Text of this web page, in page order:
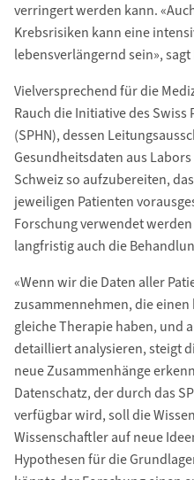
verringert werden kann.
Krebsrisiken kann eine
lebensverlängernd sein», sagt
Vielversprechend für die
Rauch die Initiative des
(SPHN), dessen
Gesundheitsdaten aus
Schweiz so aufzubereiten,
jeweiligen Patienten
Forschung verwendet
langfristig auch die
«Wenn wir die Daten aller
zusammennehmen, die
gleiche Therapie haben, und
detailliert analysieren, steigt
neue Zusammenhänge
Datenschatz, der durch das
verfügbar wird, soll die
Wissenschaftler auf neue
Hypothesen für die